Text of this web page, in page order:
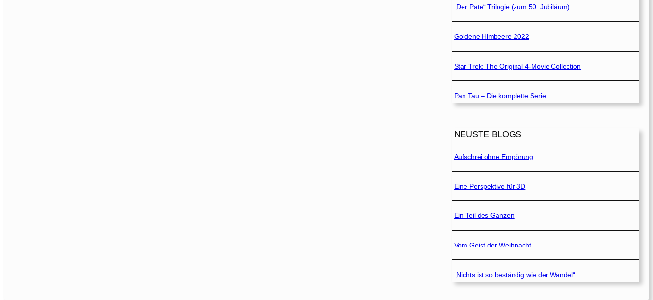
„Der Pate“ Trilogie (zum 50. Jubiläum)
Goldene Himbeere 2022
Star Trek: The Original 4-Movie Collection
Pan Tau – Die komplette Serie
NEUSTE BLOGS
Aufschrei ohne Empörung
Eine Perspektive für 3D
Ein Teil des Ganzen
Vom Geist der Weihnacht
„Nichts ist so beständig wie der Wandel“